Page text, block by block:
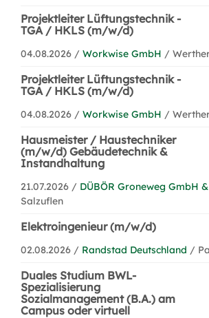
Projektleiter Lüftungstechnik -
TGA / HKLS (m/w/d)
04.08.2026 / Workwise GmbH /
Projektleiter Lüftungstechnik -
TGA / HKLS (m/w/d)
04.08.2026 / Workwise GmbH /
Hausmeister / Haustechniker
(m/w/d) Gebäudetechnik &
Instandhaltung
21.07.2026 / DÜBÖR Groneweg GmbH
Salzuflen
Elektroingenieur (m/w/d)
02.08.2026 / Randstad Deutschland /
Duales Studium BWL-
Spezialisierung
Sozialmanagement (B.A.) am
Campus oder virtuell